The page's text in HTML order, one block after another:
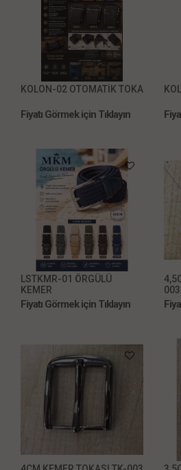
KOLON-02 OTOMATİK TOKA
Fiyatı Görmek için Tıklayın
LSTKMR-01 ÖRGÜLÜ
KEMER
Fiyatı Görmek için Tıklayın
003